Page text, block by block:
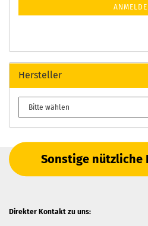
Hersteller
Sonstige
Direkter Kontakt zu uns: